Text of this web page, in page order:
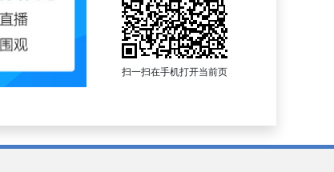
扫一扫在手机打开当前页